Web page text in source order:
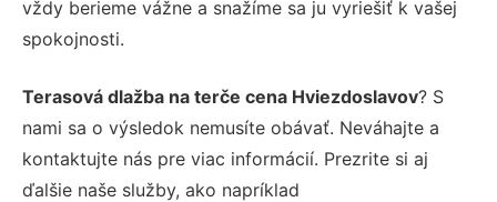
vždy berieme vážne a snažíme sa ju vyriešiť k vašej
spokojnosti.
Terasová dlažba na terče cena Hviezdoslavov? S
nami sa o výsledok nemusíte obávať. Neváhajte a
kontaktujte nás pre viac informácií. Prezrite si aj
ďalšie naše služby, ako napríklad